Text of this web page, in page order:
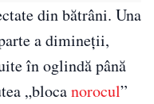
din bătrâni. Una
a dimineții,
în oglindă până
„blocanorocul”